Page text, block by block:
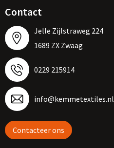
Contact
Jelle Zijlstraweg 224
1689 ZX Zwaag
0229 215914
info@kemmetextiles.nl
Contacteer ons